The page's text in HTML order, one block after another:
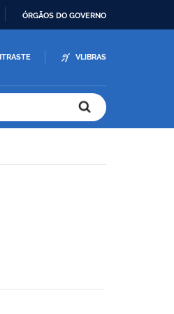
ÓRGÃOS DO GOVERNO
VLIBRAS